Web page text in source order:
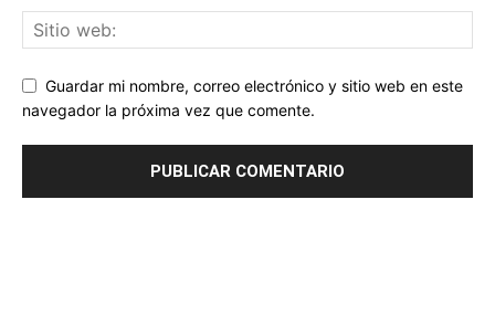
Guardar mi nombre, correo electrónico y sitio web en este
navegador la próxima vez que comente.